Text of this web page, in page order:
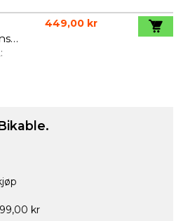
449,00 kr
kr